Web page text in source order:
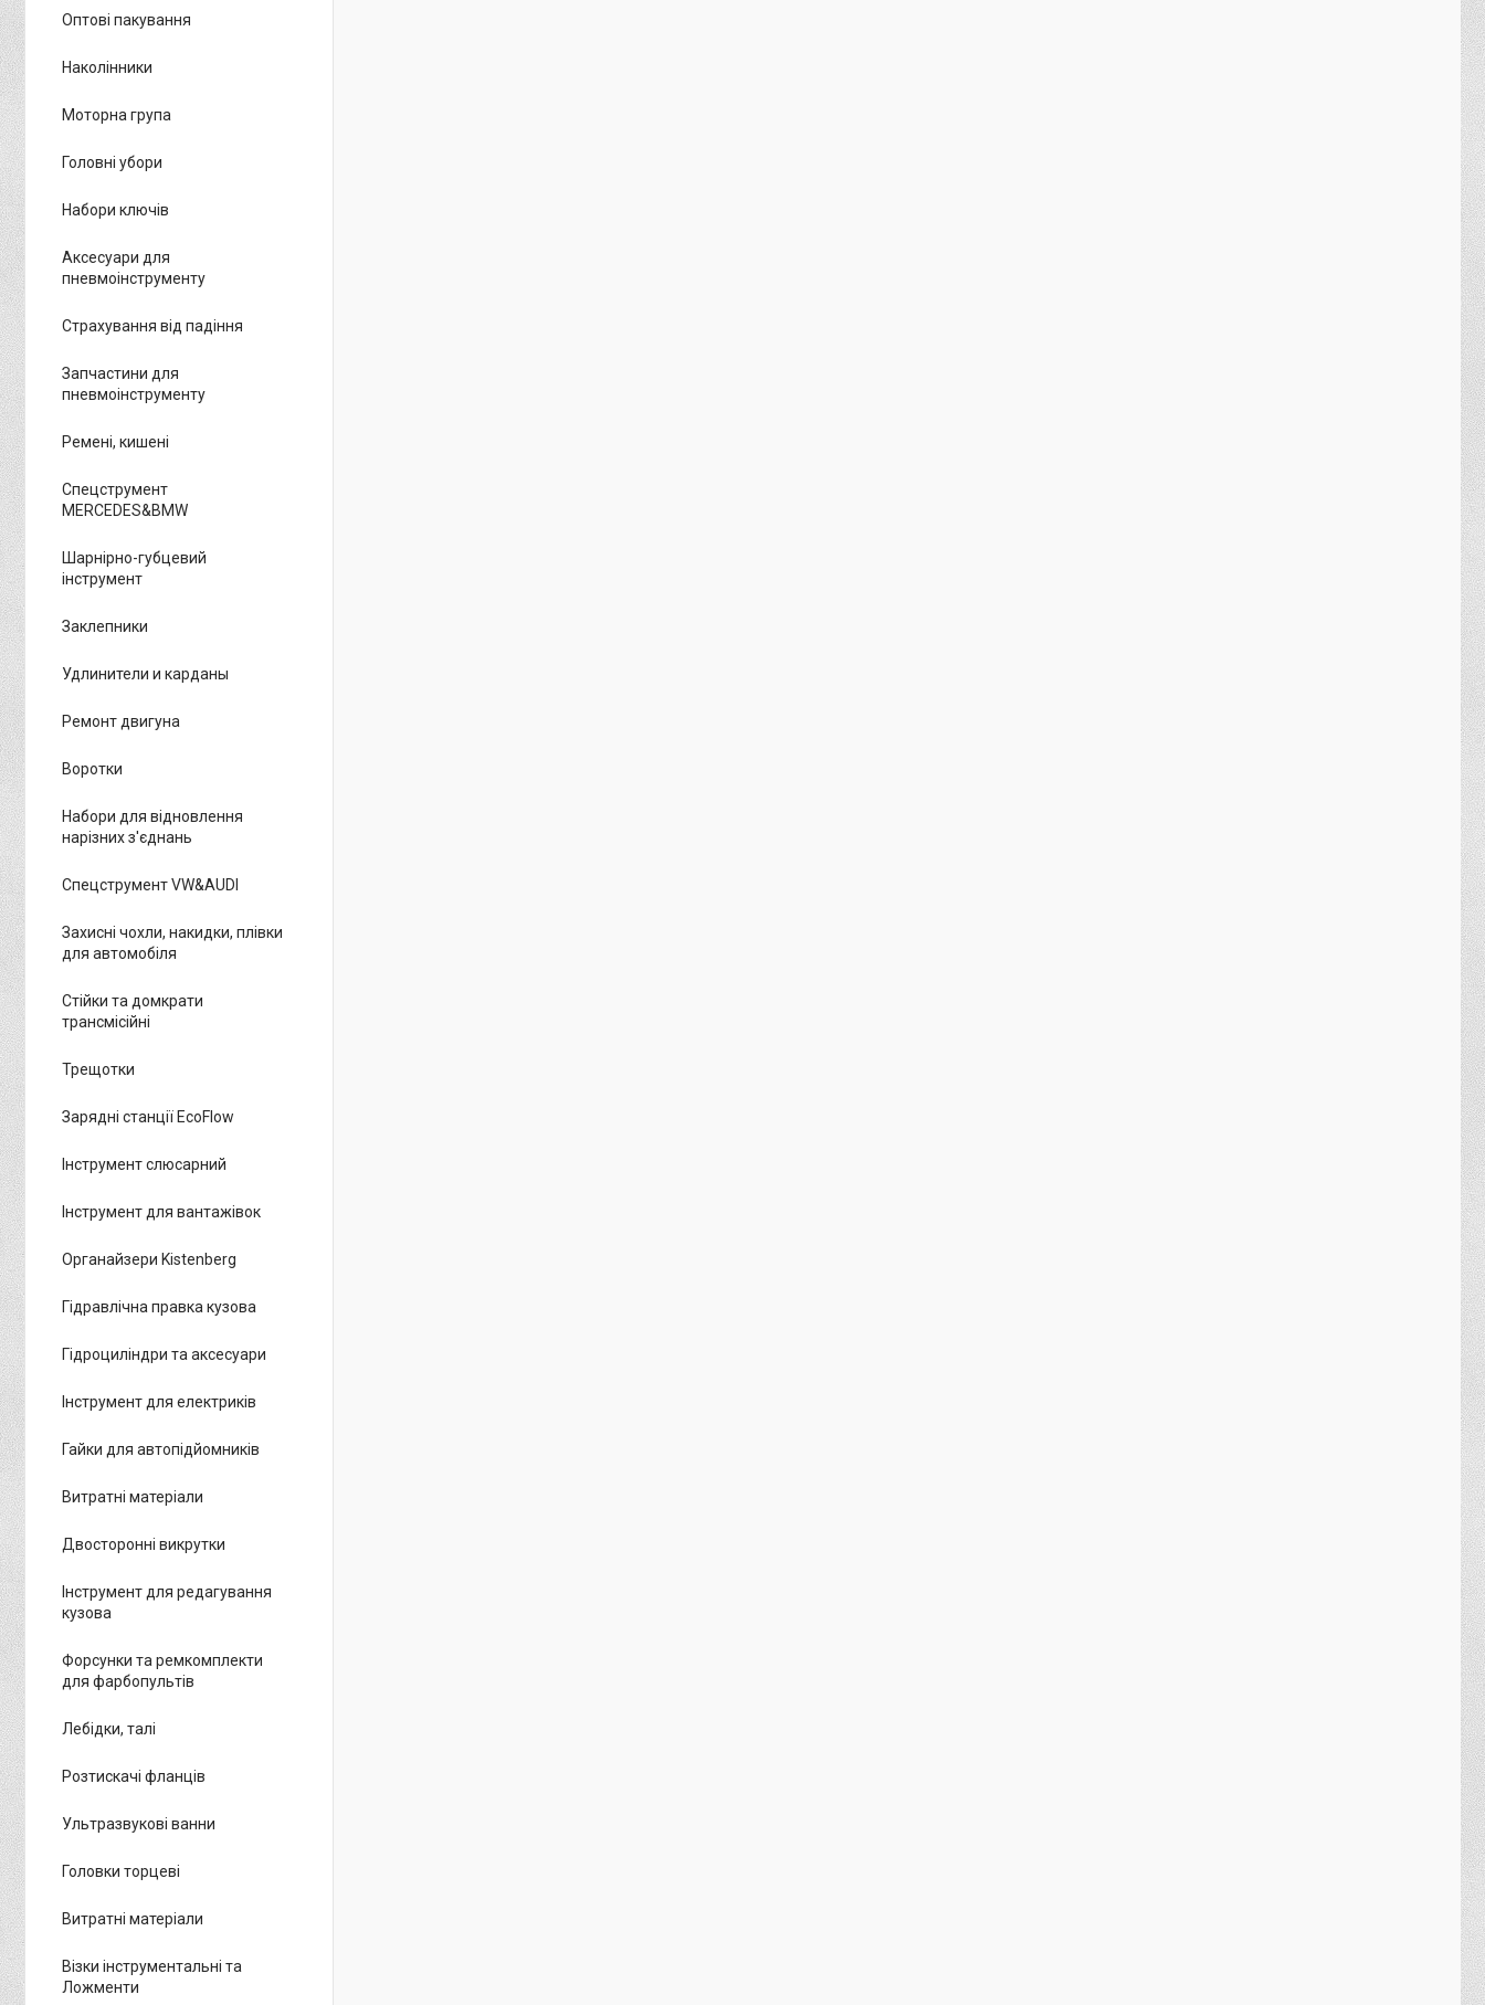
Оптові пакування
Наколінники
Моторна група
Головні убори
Набори ключів
Аксесуари для
пневмоінструменту
Страхування від падіння
Запчастини для
пневмоінструменту
Ремені, кишені
Спецструмент
MERCEDES&BMW
Шарнірно-губцевий
інструмент
Заклепники
Удлинители и карданы
Ремонт двигуна
Воротки
Набори для відновлення
нарізних з'єднань
Спецструмент VW&AUDI
Захисні чохли, накидки, плівки
для автомобіля
Стійки та домкрати
трансмісійні
Трещотки
Зарядні станції EcoFlow
Інструмент слюсарний
Інструмент для вантажівок
Органайзери Kistenberg
Гідравлічна правка кузова
Гідроциліндри та аксесуари
Інструмент для електриків
Гайки для автопідйомників
Витратні матеріали
Двосторонні викрутки
Інструмент для редагування
кузова
Форсунки та ремкомплекти
для фарбопультів
Лебідки, талі
Розтискачі фланців
Ультразвукові ванни
Головки торцеві
Витратні матеріали
Візки інструментальні та
Ложменти